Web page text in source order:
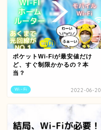
Wi－Fi
ポケットWi-Fiが最安値だけ
ど、すぐ制限かかるの？本
当？
2022-06-20